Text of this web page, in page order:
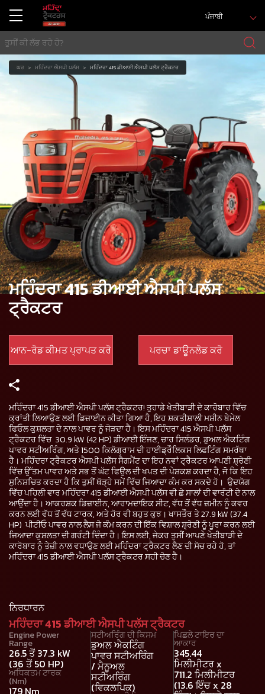
ਪੰਜਾਬੀ
ਘਰ ਮਹਿੰਦਰਾ ਐਸਪੀ ਪਲੱਸ ਮਹਿੰਦਰਾ 415 ਡੀਆਈ ਐਸਪੀ ਪਲੱਸ ਟ੍ਰੈਕਟਰ
ਮਹਿੰਦਰਾ 415 ਡੀਆਈ ਐਸਪੀ ਪਲੱਸ
ਟ੍ਰੈਕਟਰ
ਆਨ-ਰੋਡ ਕੀਮਤ ਪ੍ਰਾਪਤ ਕਰੋ ਪਰਚਾ ਡਾਊਨਲੋਡ ਕਰੋ
ਮਹਿੰਦਰਾ 415 ਡੀਆਈ ਐਸਪੀ ਪਲੱਸ ਟ੍ਰੈਕਟਰ! ਤੁਹਾਡੇ ਖੇਤੀਬਾੜੀ ਦੇ ਕਾਰੋਬਾਰ ਵਿੱਚ
ਕ੍ਰਾਂਤੀ ਲਿਆਉਣ ਲਈ ਡਿਜ਼ਾਈਨ ਕੀਤਾ ਗਿਆ ਹੈ, ਇਹ ਸ਼ਕਤੀਸ਼ਾਲੀ ਮਸ਼ੀਨ ਬੇਮੇਲ
ਫਿਓਲ ਕੁਸ਼ਲਤਾ ਦੇ ਨਾਲ ਪਾਵਰ ਨੂੰ ਜੋੜਦਾ ਹੈ। ਇਸ ਮਹਿੰਦਰਾ 415 ਐਸਪੀ ਪਲੱਸ
ਟ੍ਰੈਕਟਰ ਵਿੱਚ 30.9 kW (42 HP) ਡੀਆਈ ਇੰਜਣ, ਚਾਰ ਸਿਲੰਡਰ, ਡੁਅਲ ਐਕਟਿੰਗ
ਪਾਵਰ ਸਟੀਅਰਿੰਗ, ਅਤੇ 1500 ਕਿਲੋਗ੍ਰਾਮ ਦੀ ਹਾਈਡ੍ਰੌਲਿਕਸ ਲਿਫਟਿੰਗ ਸਮਰੱਥਾ
ਹੈ। ਮਹਿੰਦਰਾ ਟ੍ਰੈਕਟਰ ਐਸਪੀ ਪਲੱਸ ਸੈਗਮੈਂਟ ਦਾ ਇਹ ਨਵਾਂ ਟ੍ਰੈਕਟਰ ਆਪਣੀ ਸ਼੍ਰੇਣੀ
ਵਿੱਚ ਉੱਤਮ ਪਾਵਰ ਅਤੇ ਸਭ ਤੋਂ ਘੱਟ ਫਿਉਲ ਦੀ ਖਪਤ ਦੀ ਪੇਸ਼ਕਸ਼ ਕਰਦਾ ਹੈ, ਜੋ ਕਿ ਇਹ
ਸੁਨਿਸ਼ਚਿਤ ਕਰਦਾ ਹੈ ਕਿ ਤੁਸੀਂ ਥੋੜ੍ਹੇ ਸਮੇਂ ਵਿੱਚ ਜਿਆਦਾ ਕੰਮ ਕਰ ਸਕਦੇ ਹੋ। ਉਦਯੋਗ
ਵਿੱਚ ਪਹਿਲੀ ਵਾਰ ਮਹਿੰਦਰਾ 415 ਡੀਆਈ ਐਸਪੀ ਪਲੱਸ ਵੀ ਛੇ ਸਾਲਾਂ ਦੀ ਵਾਰੰਟੀ ਦੇ ਨਾਲ
ਆਉਂਦਾ ਹੈ। ਆਕਰਸ਼ਕ ਡਿਜ਼ਾਈਨ, ਆਰਾਮਦਾਇਕ ਸੀਟ, ਵੱਧ ਤੋਂ ਵੱਧ ਜ਼ਮੀਨ ਨੂੰ ਕਵਰ
ਕਰਨ ਲਈ ਵੱਧ ਤੋਂ ਵੱਧ ਟਾਰਕ, ਅਤੇ ਹੋਰ ਵੀ ਬਹੁਤ ਕੁਝ। ਖਾਸਤੌਰ ਤੇ 27.9 kW (37.4
HP) ਪੀਟੀਓ ਪਾਵਰ ਨਾਲ ਲੈਸ ਜੋ ਕੰਮ ਕਰਨ ਦੀ ਇੱਕ ਵਿਸ਼ਾਲ ਸ਼੍ਰੇਣੀ ਨੂੰ ਪੂਰਾ ਕਰਨ ਲਈ
ਜਿਆਦਾ ਕੁਸ਼ਲਤਾ ਦੀ ਗਰੰਟੀ ਦਿੰਦਾ ਹੈ। ਇਸ ਲਈ, ਜੇਕਰ ਤੁਸੀਂ ਆਪਣੇ ਖੇਤੀਬਾੜੀ ਦੇ
ਕਾਰੋਬਾਰ ਨੂੰ ਤੇਜ਼ੀ ਨਾਲ ਵਧਾਉਣ ਲਈ ਮਹਿੰਦਰਾ ਟ੍ਰੈਕਟਰ ਲੈਣ ਦੀ ਸੋਚ ਰਹੇ ਹੋ, ਤਾਂ
ਮਹਿੰਦਰਾ 415 ਡੀਆਈ ਐਸਪੀ ਪਲੱਸ ਟ੍ਰੈਕਟਰ ਸਹੀ ਚੋਣ ਹੈ।
ਨਿਰਧਾਰਨ
ਮਹਿੰਦਰਾ 415 ਡੀਆਈ ਐਸਪੀ ਪਲੱਸ ਟ੍ਰੈਕਟਰ
Engine Power
Range
26.5 ਤੋਂ 37.3 kW
(36 ਤੋਂ 50 HP)
ਅਧਿਕਤਮ ਟਾਰਕ
(Nm)
ਸਟੀਅਰਿੰਗ ਦੀ ਕਿਸਮ
ਡੁਅਲ ਐਕਟਿੰਗ
ਪਾਵਰ ਸਟੀਅਰਿੰਗ
/ ਮੈਨੂਅਲ
ਸਟੀਅਰਿੰਗ
(ਵਿਕਲਪਿਕ)
ਪਿਛਲੇ ਟਾਇਰ ਦਾ
ਆਕਾਰ
345.44
ਮਿਲੀਮੀਟਰ x
711.2 ਮਿਲੀਮੀਟਰ
(13.6 ਇੰਚ x 28